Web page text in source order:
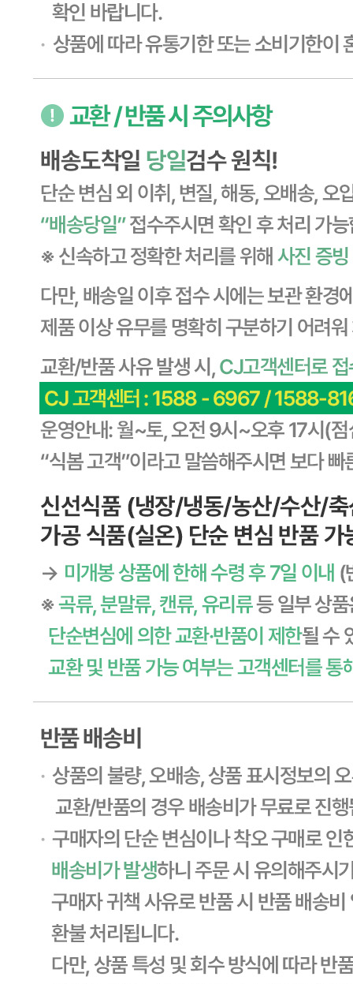
... 🛒 🛒 🛒
두부.묵.곤약 BEST더보기
판매자 정보